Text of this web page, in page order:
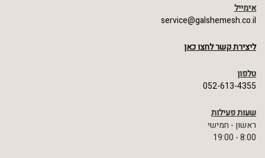
אימייל
service@galshemesh.co.il
ליצירת קשר לחצו כאן
טלפון
052-613-4355
שעות פעילות
ראשון - חמישי
8:00 - 19:00